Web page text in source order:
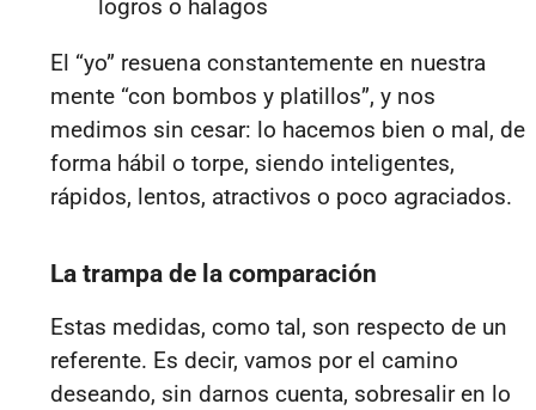
logros o halagos
El “yo” resuena constantemente en nuestra
mente “con bombos y platillos”, y nos
medimos sin cesar: lo hacemos bien o mal, de
forma hábil o torpe, siendo inteligentes,
rápidos, lentos, atractivos o poco agraciados.
La trampa de la comparación
Estas medidas, como tal, son respecto de un
referente. Es decir, vamos por el camino
deseando, sin darnos cuenta, sobresalir en lo